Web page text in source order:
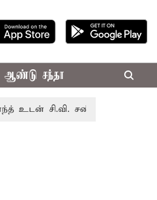
ஆண்டு சந்தா
சண்முகம், வேலுமணி